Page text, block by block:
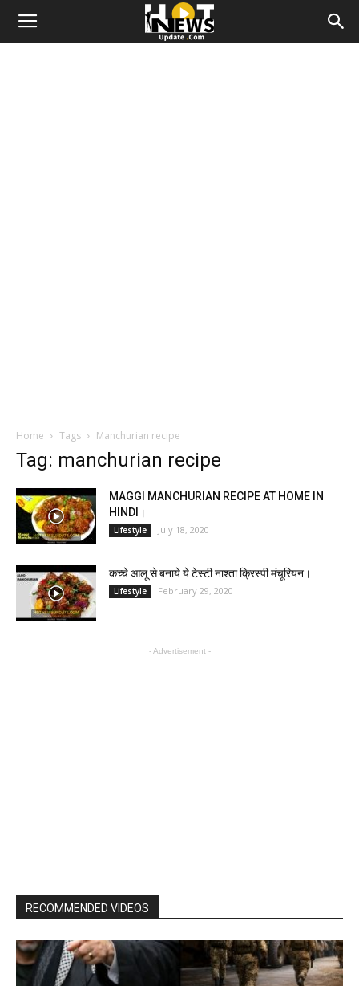
Home Tags Manchurian recipe
Tag: manchurian recipe
MAGGI MANCHURIAN RECIPE AT HOME IN
HINDI।
Lifestyle July 18, 2020
कच्चे आलू से बनाये ये टेस्टी नाश्ता क्रिस्पी मंचूरियन।
Lifestyle February 29, 2020
- Advertisement -
RECOMMENDED VIDEOS